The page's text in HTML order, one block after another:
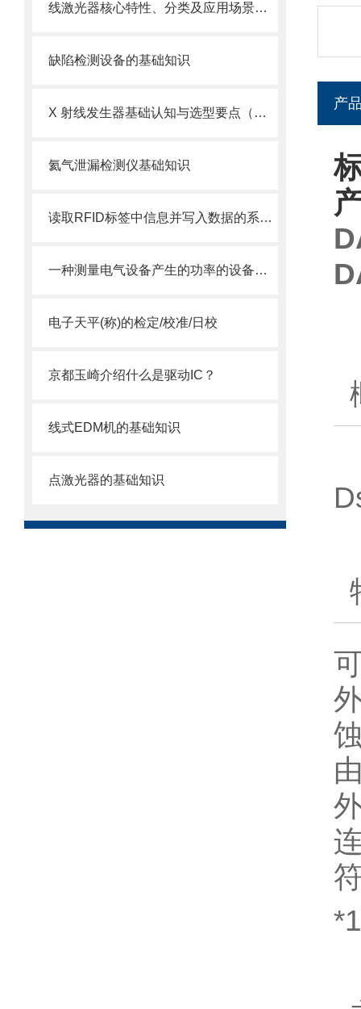
线激光器核心特性、分类及应用场景基础
缺陷检测设备的基础知识
X 射线发生器基础认知与选型要点（京都玉崎分享）
氦气泄漏检测仪基础知识
读取RFID标签中信息并写入数据的系统——RFID系统
一种测量电气设备产生的功率的设备——功率分析仪
电子天平(称)的检定/校准/日校
京都玉崎介绍什么是驱动IC？
线式EDM机的基础知识
点激光器的基础知识
产